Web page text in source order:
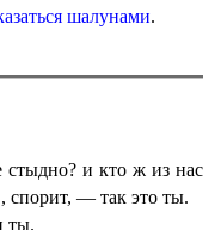
шалунами.
стыдно? и кто ж из нас
спорит, — так это ты.
ты.